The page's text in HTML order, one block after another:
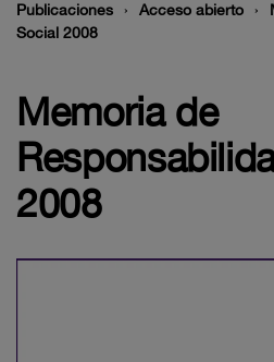
Publicaciones
Acceso abierto
Social 2008
Memoria de
2008